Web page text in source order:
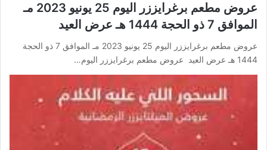
عروض مطعم برغرايززر اليوم 25 يونيو 2023 مـ
الموافق 7 ذو الحجة 1444 هـ عرض العيد
عروض مطعم برغرايززر اليوم 25 يونيو 2023 مـ الموافق 7 ذو الحجة
1444 هـ عرض العيد عروض مطعم برغرايززر اليوم…